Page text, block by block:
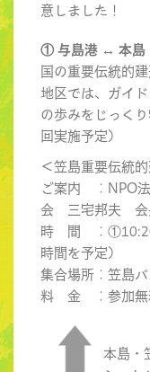
意しました！
① 与島港 ↔ 本島
国の重要伝統的
地区では、ガイ
の歩みをじっく
回実施予定）
＜笠島重要伝統
ご案内 ：NPO
会 三宅邦夫 会
時 間 ：①10:20
時間を予定）
集合場所：笠島
料 金 ：参加無
本島・